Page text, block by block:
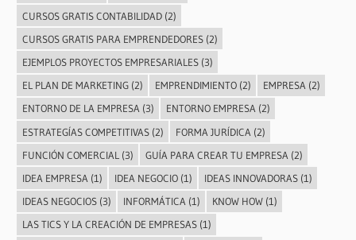
CURSOS GRATIS CONTABILIDAD(2)
CURSOS GRATIS PARA EMPRENDEDORES(2)
EJEMPLOS PROYECTOS EMPRESARIALES(3)
EL PLAN DE MARKETING(2) EMPRENDIMIENTO(2) EMPRESA (2)
ENTORNO DE LA EMPRESA(3) ENTORNO EMPRESA(2)
ESTRATEGÍAS COMPETITIVAS(2) FORMA JURÍDICA (2)
FUNCIÓN COMERCIAL (3) GUÍA PARA CREAR TU EMPRESA (2)
IDEA EMPRESA (1) IDEA NEGOCIO(1) IDEAS INNOVADORAS(1)
IDEAS NEGOCIOS(3) INFORMÁTICA (1) KNOW HOW(1)
LAS TICS Y LA CREACIÓN DE EMPRESAS(1)